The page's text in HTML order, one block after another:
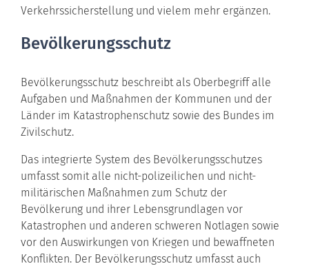
Verkehrssicherstellung und vielem mehr ergänzen.
Bevölkerungsschutz
Bevölkerungsschutz beschreibt als Oberbegriff alle
Aufgaben und Maßnahmen der Kommunen und der
Länder im Katastrophenschutz sowie des Bundes im
Zivilschutz.
Das integrierte System des Bevölkerungsschutzes
umfasst somit alle nicht-polizeilichen und nicht-
militärischen Maßnahmen zum Schutz der
Bevölkerung und ihrer Lebensgrundlagen vor
Katastrophen und anderen schweren Notlagen sowie
vor den Auswirkungen von Kriegen und bewaffneten
Konflikten. Der Bevölkerungsschutz umfasst auch